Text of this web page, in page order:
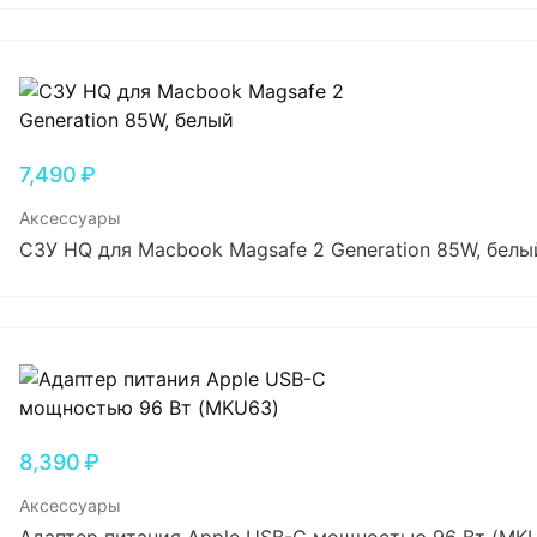
7,490₽
Аксессуары
СЗУ HQ для Macbook Magsafe 2 Generation 85W,
8,390₽
Аксессуары